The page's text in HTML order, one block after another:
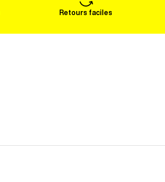
Retours faciles